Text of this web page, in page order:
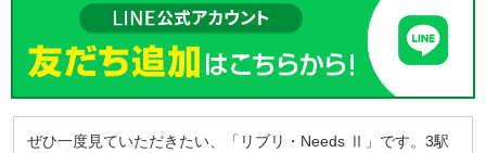
ぜひ一度見ていただきたい、「リブリ・Needs Ⅱ」です。3駅